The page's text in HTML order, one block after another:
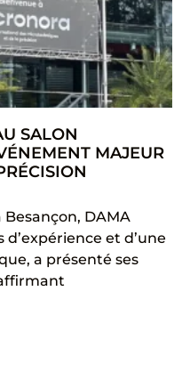
SALON
MAJEUR
DAMA
et d’une
a présenté ses